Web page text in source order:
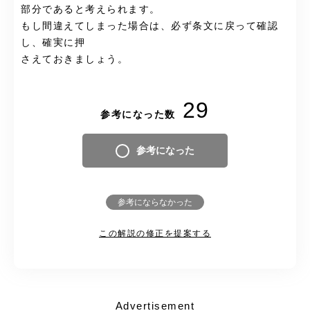
部分であると考えられます。
もし間違えてしまった場合は、必ず条文に戻って確認
し、確実に押
さえておきましょう。
参考になった数 29
参考になった
参考にならなかった
この解説の修正を提案する
Advertisement